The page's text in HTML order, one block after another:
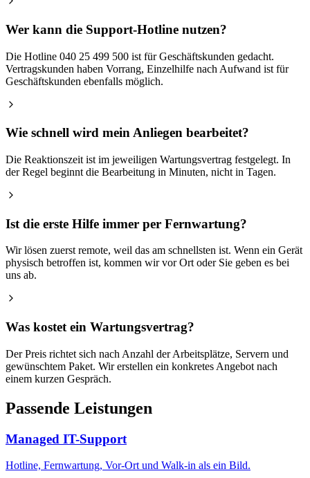
Wer kann die Support-Hotline nutzen?
Die Hotline 040 25 499 500 ist für Geschäftskunden gedacht.
Vertragskunden haben Vorrang, Einzelhilfe nach Aufwand ist für
Geschäftskunden ebenfalls möglich.
Wie schnell wird mein Anliegen bearbeitet?
Die Reaktionszeit ist im jeweiligen Wartungsvertrag festgelegt. In
der Regel beginnt die Bearbeitung in Minuten, nicht in Tagen.
Ist die erste Hilfe immer per Fernwartung?
Wir lösen zuerst remote, weil das am schnellsten ist. Wenn ein Gerät
physisch betroffen ist, kommen wir vor Ort oder Sie geben es bei
uns ab.
Was kostet ein Wartungsvertrag?
Der Preis richtet sich nach Anzahl der Arbeitsplätze, Servern und
gewünschtem Paket. Wir erstellen ein konkretes Angebot nach
einem kurzen Gespräch.
Passende Leistungen
Managed IT-Support
Hotline, Fernwartung, Vor-Ort und Walk-in als ein Bild.